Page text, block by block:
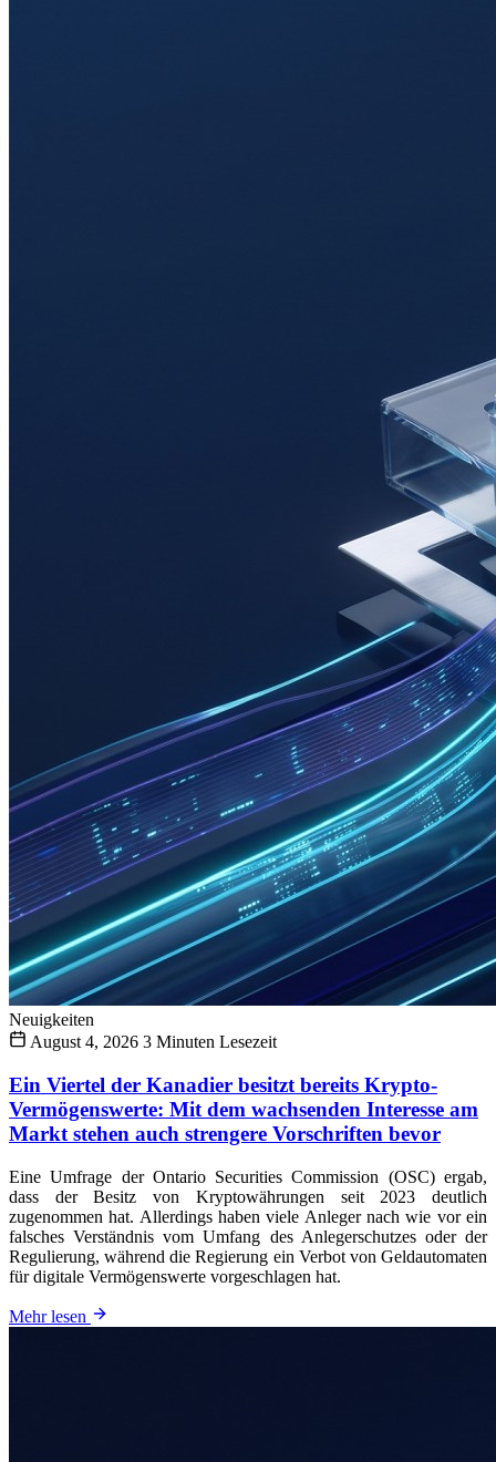
Neuigkeiten
August 4, 2026 3 Minuten Lesezeit
Ein Viertel der Kanadier besitzt bereits Krypto-
Vermögenswerte: Mit dem wachsenden Interesse am
Markt stehen auch strengere Vorschriften bevor
Eine Umfrage der Ontario Securities Commission (OSC) ergab,
dass der Besitz von Kryptowährungen seit 2023 deutlich
zugenommen hat. Allerdings haben viele Anleger nach wie vor ein
falsches Verständnis vom Umfang des Anlegerschutzes oder der
Regulierung, während die Regierung ein Verbot von Geldautomaten
für digitale Vermögenswerte vorgeschlagen hat.
Mehr lesen